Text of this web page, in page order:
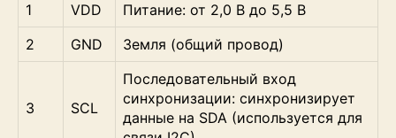
1 VDD
Питание: от 2,0 В до 5,5 В
2
GND Земля (общий провод)
3 SCL
Последовательный вход
синхронизации: синхронизирует
данные на SDA (используется для